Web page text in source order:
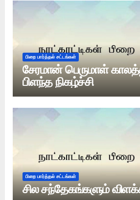
பிறை பார்த்தல் சட்டங்கள்
சேரமான் பெருமாள்
பிளந்த நிகழ்ச்சி
பிறை பார்த்தல் சட்டங்கள்
சில சந்தேகங்களும்